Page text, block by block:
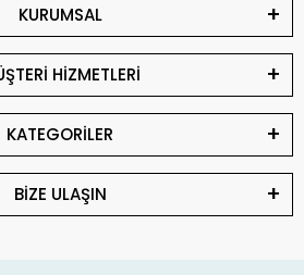
KURUMSAL
HİZMETLERİ
KATEGORİLER
BİZE ULAŞIN